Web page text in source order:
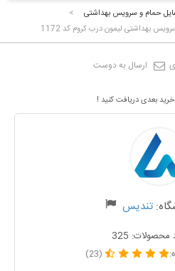
حمام و سرویس بهداشتی
>
بهداشتی لیمون درب کروم کد 1172
ارسال به دوست
بعدی دریافت کنید !
تندیس
محصولات: 325
(23)